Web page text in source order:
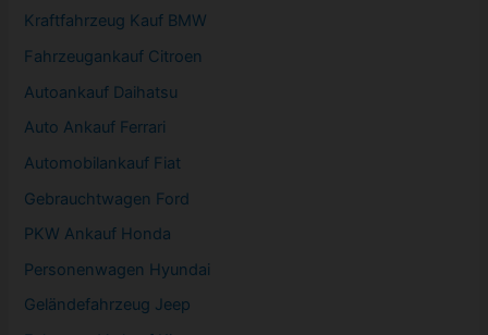
Kraftfahrzeug Kauf BMW
Fahrzeugankauf Citroen
Autoankauf Daihatsu
Auto Ankauf Ferrari
Automobilankauf Fiat
Gebrauchtwagen Ford
PKW Ankauf Honda
Personenwagen Hyundai
Geländefahrzeug Jeep